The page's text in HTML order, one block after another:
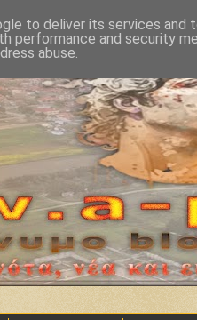
to deliver its services and
performance and security
abuse.